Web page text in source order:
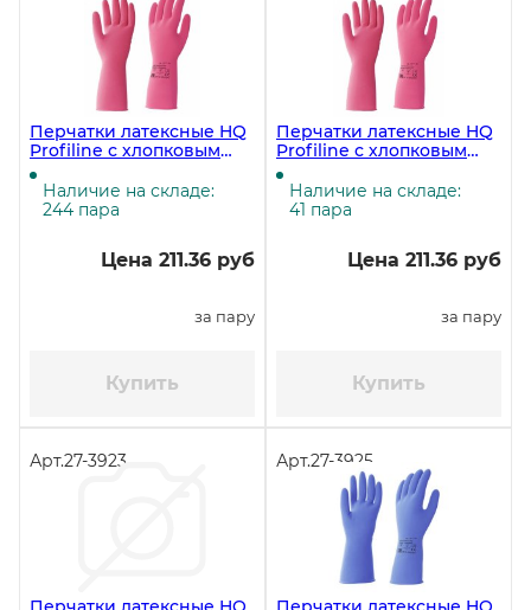
Перчатки латексные HQ
Profiline с хлопковым
напылением, размер M
(7,5-8), красные
Наличие на складе:
244 пара
Цена 211.36 руб
за пару
Купить
Перчатки латексные HQ
Profiline с хлопковым
напылением, размер S
(7), красные (ЧЗ)
Наличие на складе:
41 пара
Цена 211.36 руб
за пару
Купить
Арт.27-3923 Арт.27-3925